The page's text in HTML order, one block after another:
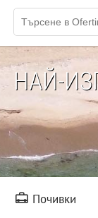
НАЙ-
Почивки